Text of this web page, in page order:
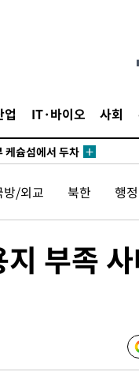
업 IT·바이오 사회
'
슘섬에서 두차
세, 120일 후
부상, 3명은 중
슘섬에서 두차
세, 120일 후
방/외교 북한 행정
부족